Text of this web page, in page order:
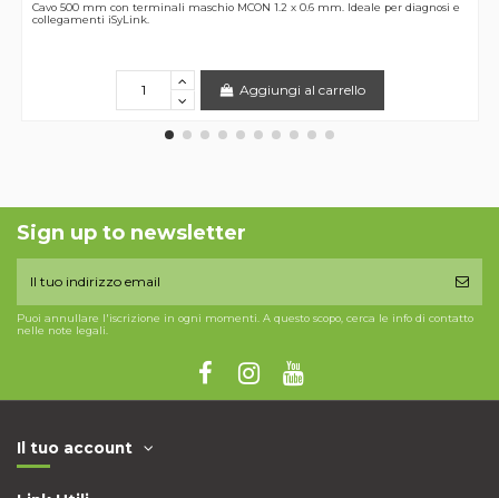
Cavo 500 mm con terminali maschio MCON 1.2 x 0.6 mm. Ideale per diagnosi e
collegamenti iSyLink.
Aggiungi al carrello
Sign up to newsletter
Puoi annullare l'iscrizione in ogni momenti. A questo scopo, cerca le info di contatto
nelle note legali.
Il tuo account